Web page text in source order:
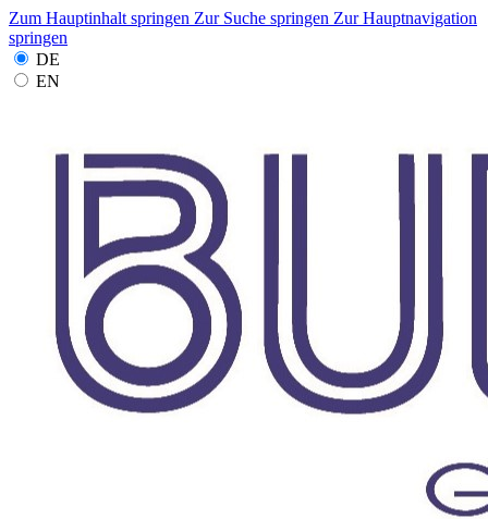
Zum Hauptinhalt springen Zur Suche springen Zur Hauptnavigation
springen
DE
EN